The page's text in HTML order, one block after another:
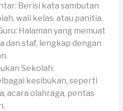
Berisi kata sambutan
wali kelas, atau panitia.
Halaman yang memuat
dan staf, lengkap dengan
Sekolah:
kesibukan, seperti
acara olahraga, pentas